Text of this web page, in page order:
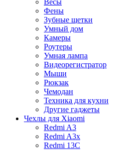
Весы
Фены
Зубные щетки
Умный дом
Камеры
Роутеры
Умная лампа
Видеорегистратор
Мыши
Рюкзак
Чемодан
Техника для кухни
Другие гаджеты
Чехлы для Xiaomi
Redmi A3
Redmi A3x
Redmi 13C